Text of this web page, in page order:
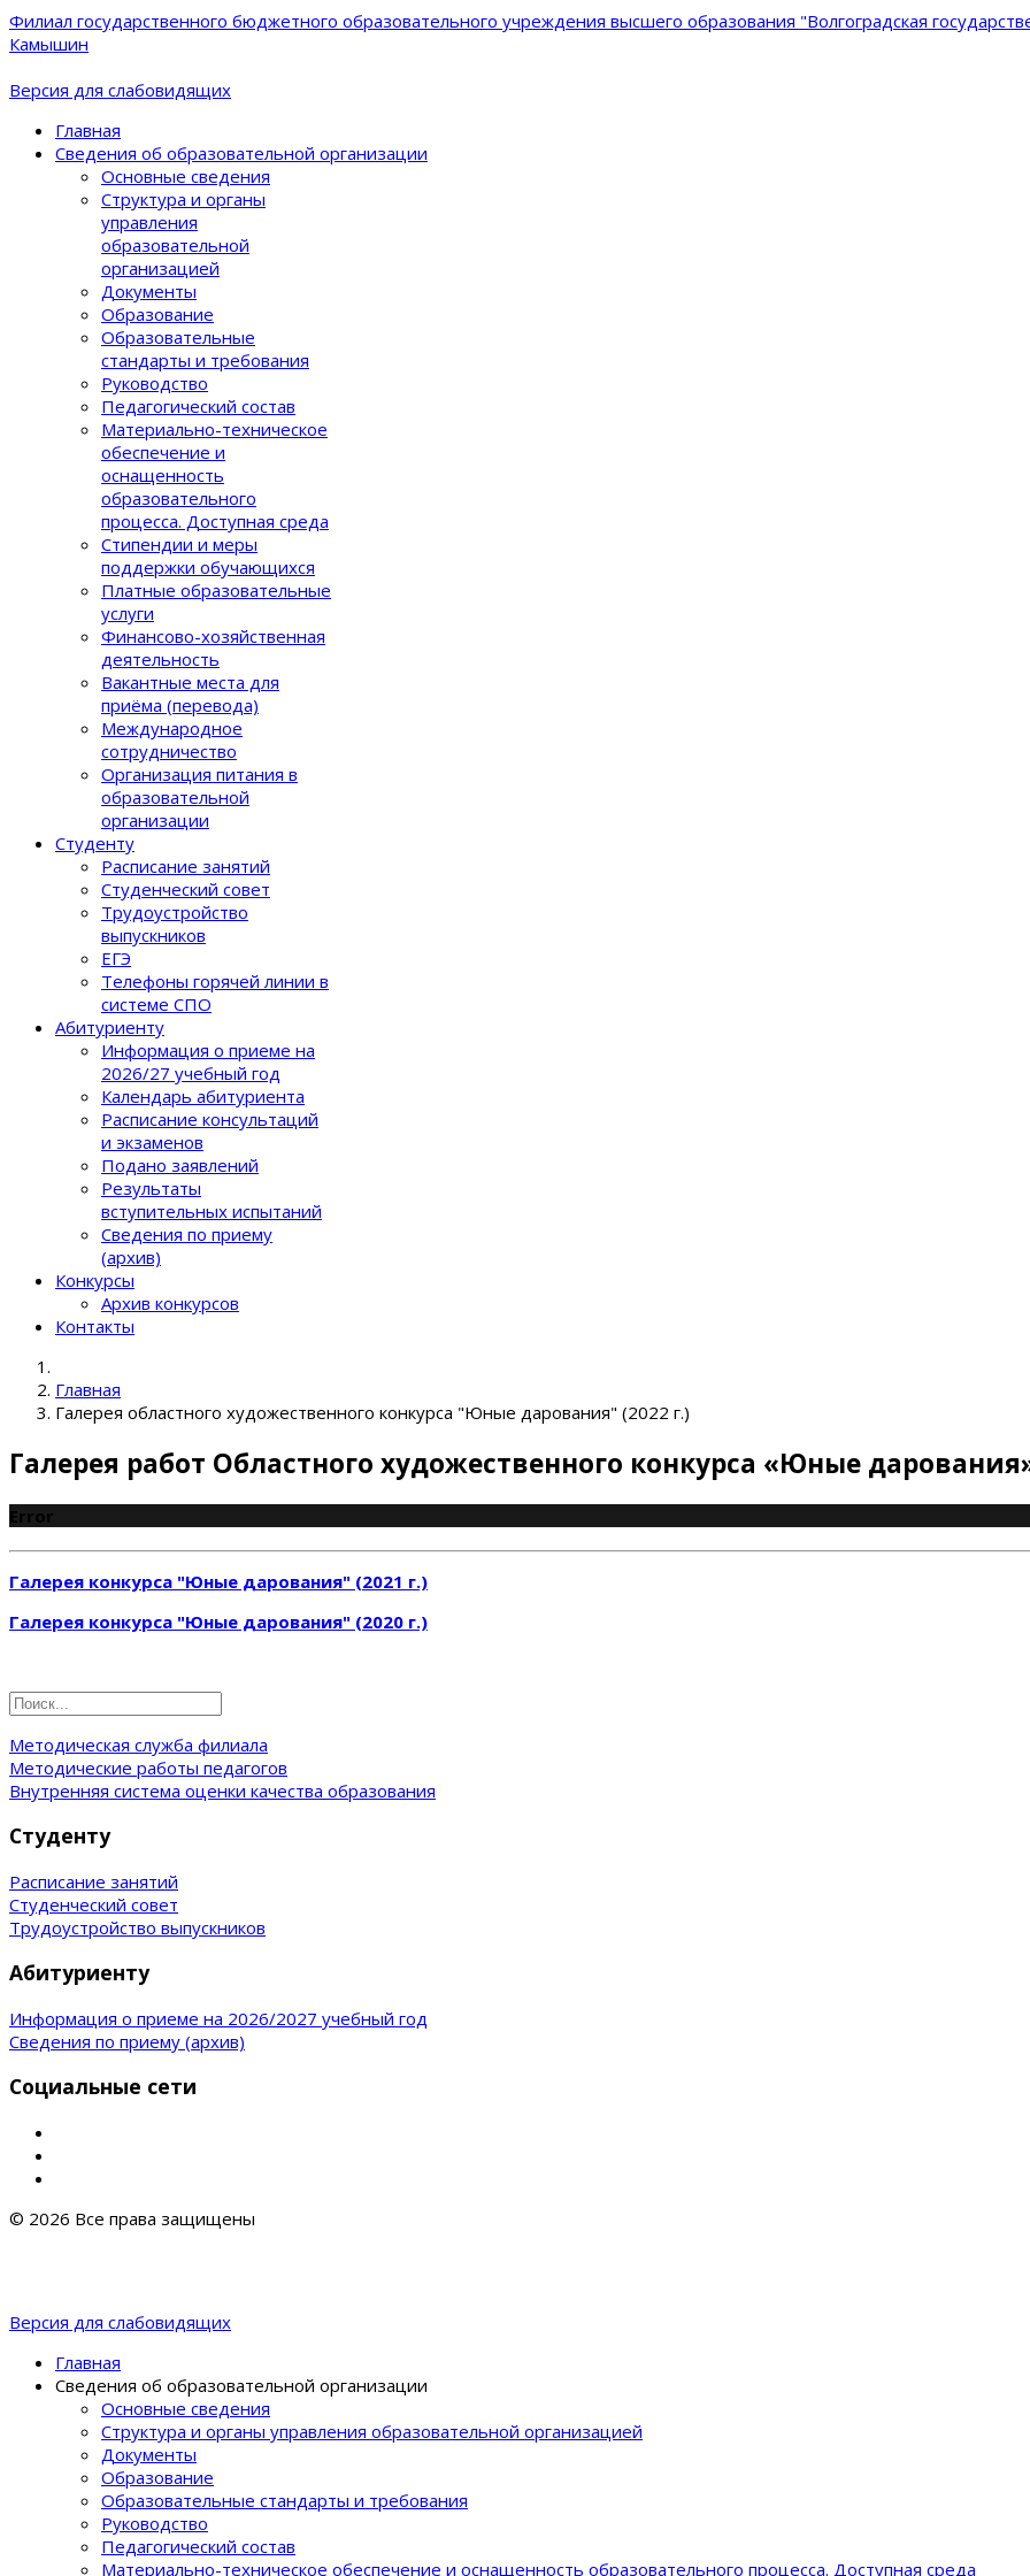
Филиал государственного бюджетного образовательного учреждения высшего образования "Волгоградская
Камышин
Версия для слабовидящих
Главная
Сведения об образовательной организации
Основные сведения
Структура и органы
управления
образовательной
организацией
Документы
Образование
Образовательные
стандарты и требования
Руководство
Педагогический состав
Материально-техническое
обеспечение и
оснащенность
образовательного
процеcса. Доступная среда
Стипендии и меры
поддержки обучающихся
Платные образовательные
услуги
Финансово-хозяйственная
деятельность
Вакантные места для
приёма (перевода)
Международное
сотрудничество
Организация питания в
образовательной
организации
Студенту
Расписание занятий
Студенческий совет
Трудоустройство
выпускников
ЕГЭ
Телефоны горячей линии в
системе СПО
Абитуриенту
Информация о приеме на
2026/27 учебный год
Календарь абитуриента
Расписание консультаций
и экзаменов
Подано заявлений
Результаты
вступительных испытаний
Сведения по приему
(архив)
Конкурсы
Архив конкурсов
Контакты
Главная
Галерея областного художественного конкурса "Юные дарования" (2022 г.)
Галерея работ Областного художественного конкурса «Юные
Error
Галерея конкурса "Юные дарования" (2021 г.)
Галерея конкурса "Юные дарования" (2020 г.)
Методическая служба филиала
Методические работы педагогов
Внутренняя система оценки качества образования
Студенту
Расписание занятий
Студенческий совет
Трудоустройство выпускников
Абитуриенту
Информация о приеме на 2026/2027 учебный год
Сведения по приему (архив)
Социальные сети
© 2026 Все права защищены
Версия для слабовидящих
Главная
Сведения об образовательной организации
Основные сведения
Структура и органы управления образовательной организацией
Документы
Образование
Образовательные стандарты и требования
Руководство
Педагогический состав
Материально-техническое обеспечение и оснащенность образовательного процеcса. Доступная среда